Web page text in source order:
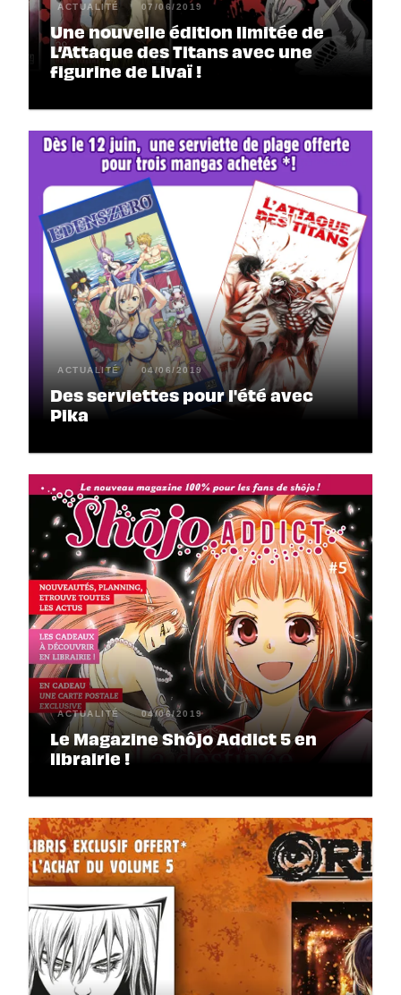
ACTUALITÉ 07/06/2019
Une nouvelle édition limitée de
L’Attaque des Titans avec une
figurine de Livaï !
ACTUALITÉ 04/06/2019
Des serviettes pour l'été avec
Pika
ACTUALITÉ 04/06/2019
Le Magazine Shôjo Addict 5 en
librairie !